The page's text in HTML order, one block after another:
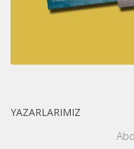
YAZARLARIMIZ